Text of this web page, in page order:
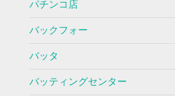
パチンコ店
バックフォー
バッタ
バッティングセンター